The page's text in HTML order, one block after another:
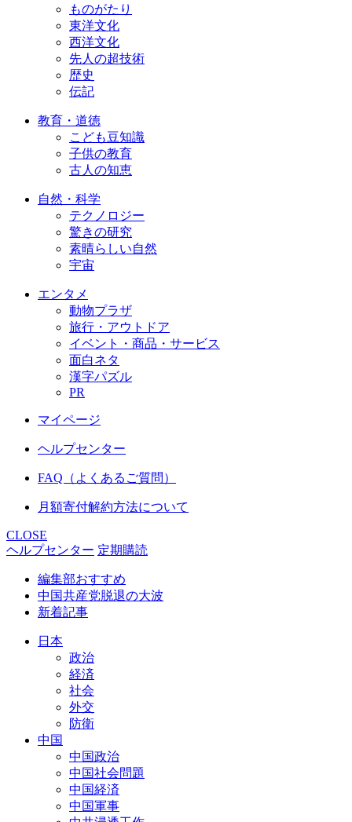
ものがたり
東洋文化
西洋文化
先人の超技術
歴史
伝記
教育・道徳
こども豆知識
子供の教育
古人の知恵
自然・科学
テクノロジー
驚きの研究
素晴らしい自然
宇宙
エンタメ
動物プラザ
旅行・アウトドア
イベント・商品・サービス
面白ネタ
漢字パズル
PR
マイページ
ヘルプセンター
FAQ（よくあるご質問）
月額寄付解約方法について
CLOSE
ヘルプセンター 定期購読
編集部おすすめ
中国共産党脱退の大波
新着記事
日本
政治
経済
社会
外交
防衛
中国
中国政治
中国社会問題
中国経済
中国軍事